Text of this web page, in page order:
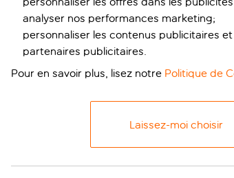
analyser nos performances marketing;
personnaliser les contenus publicitaires
partenaires publicitaires.
Pour en savoir plus, lisez notre Politique de
Laissez-moi choisir